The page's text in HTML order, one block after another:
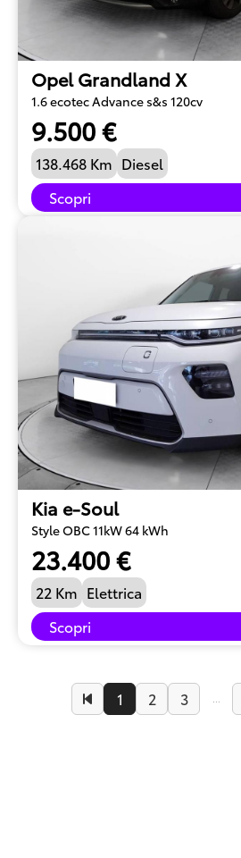
Opel Grandland X
1.6 ecotec Advance s&s 120cv
9.500 €
138.468 Km Diesel
Scopri
Kia e-Soul
Style OBC 11kW 64 kWh
23.400 €
22 Km Elettrica
Scopri
1 2 3 ...